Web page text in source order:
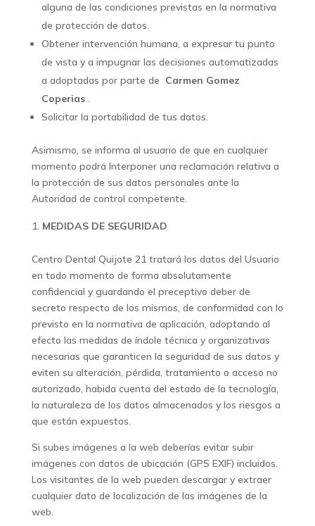
alguna de las condiciones previstas en la normativa
de protección de datos.
Obtener intervención humana, a expresar tu punto
de vista y a impugnar las decisiones automatizadas
a adoptadas por parte de Carmen Gomez
Coperias.
Solicitar la portabilidad de tus datos.
Asimismo, se informa al usuario de que en cualquier
momento podrá Interponer una reclamación relativa a
la protección de sus datos personales ante la
Autoridad de control competente.
MEDIDAS DE SEGURIDAD
Centro Dental Quijote 21 tratará los datos del Usuario
en todo momento de forma absolutamente
confidencial y guardando el preceptivo deber de
secreto respecto de los mismos, de conformidad con lo
previsto en la normativa de aplicación, adoptando al
efecto las medidas de índole técnica y organizativas
necesarias que garanticen la seguridad de sus datos y
eviten su alteración, pérdida, tratamiento o acceso no
autorizado, habida cuenta del estado de la tecnología,
la naturaleza de los datos almacenados y los riesgos a
que están expuestos.
Si subes imágenes a la web deberías evitar subir
imágenes con datos de ubicación (GPS EXIF) incluidos.
Los visitantes de la web pueden descargar y extraer
cualquier dato de localización de las imágenes de la
web.